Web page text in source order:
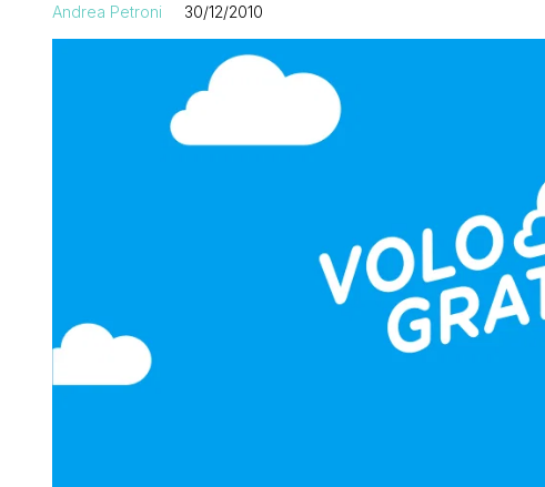
Andrea Petroni 30/12/2010